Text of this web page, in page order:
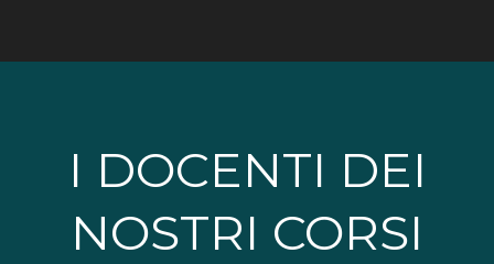
I DOCENTI DEI
NOSTRI CORSI